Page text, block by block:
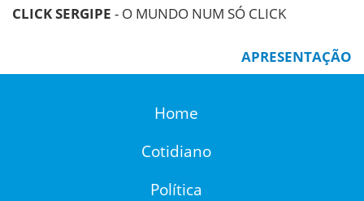
CLICK SERGIPE - O MUNDO NUM SÓ CLICK
APRESENTAÇÃO
Home
Cotidiano
Política